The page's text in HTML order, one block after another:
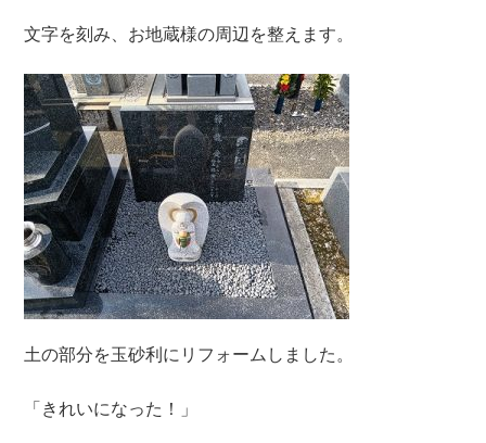
文字を刻み、お地蔵様の周辺を整えます。
土の部分を玉砂利にリフォームしました。
「きれいになった！」